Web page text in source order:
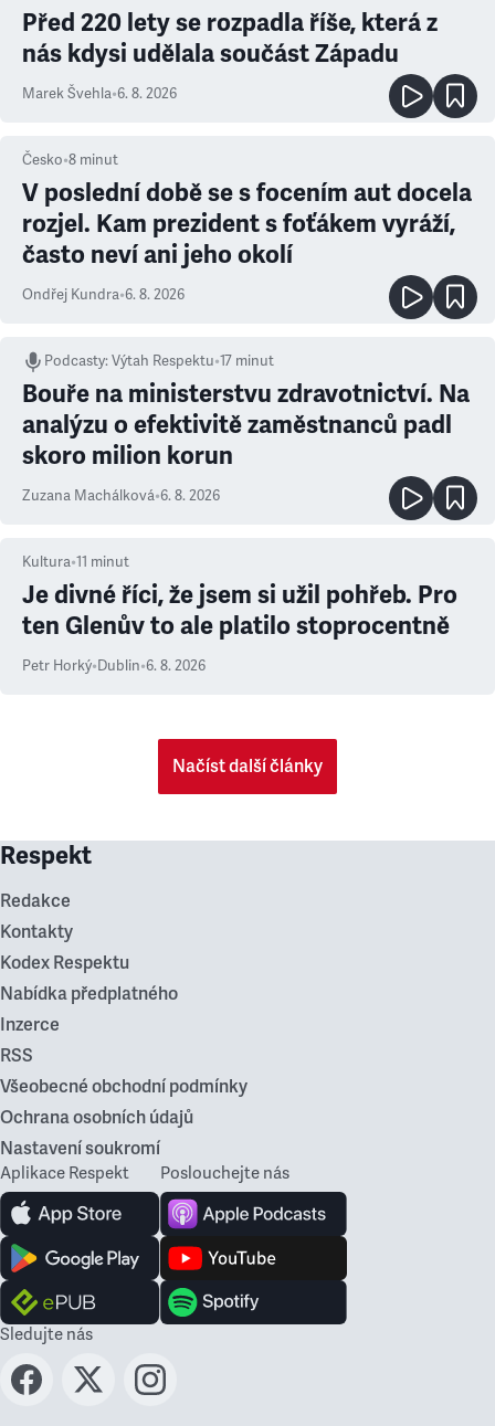
Před 220 lety se rozpadla říše, která z
nás kdysi udělala součást Západu
Marek Švehla•6. 8. 2026
Česko•8 minut
V poslední době se s focením aut docela
rozjel. Kam prezident s foťákem vyráží,
často neví ani jeho okolí
Ondřej Kundra•6. 8. 2026
Podcasty:Výtah Respektu•17 minut
Bouře na ministerstvu zdravotnictví. Na
analýzu o efektivitě zaměstnanců padl
skoro milion korun
Zuzana Machálková•6. 8. 2026
Kultura•11 minut
Je divné říci, že jsem si užil pohřeb. Pro
ten Glenův to ale platilo stoprocentně
Petr Horký•Dublin•6. 8. 2026
Načíst další články
Respekt
Redakce
Kontakty
Kodex Respektu
Nabídka předplatného
Inzerce
RSS
Všeobecné obchodní podmínky
Ochrana osobních údajů
Nastavení soukromí
Aplikace Respekt Poslouchejte nás
Sledujte nás